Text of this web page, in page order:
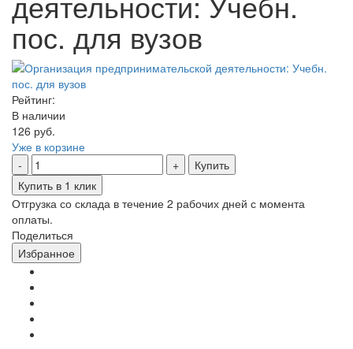
пос. для вузов
Рейтинг:
В наличии
126 руб.
Уже в корзине
Купить
Купить в 1 клик
Отгрузка со склада в течение 2 рабочих дней с момента
оплаты.
Поделиться
Избранное